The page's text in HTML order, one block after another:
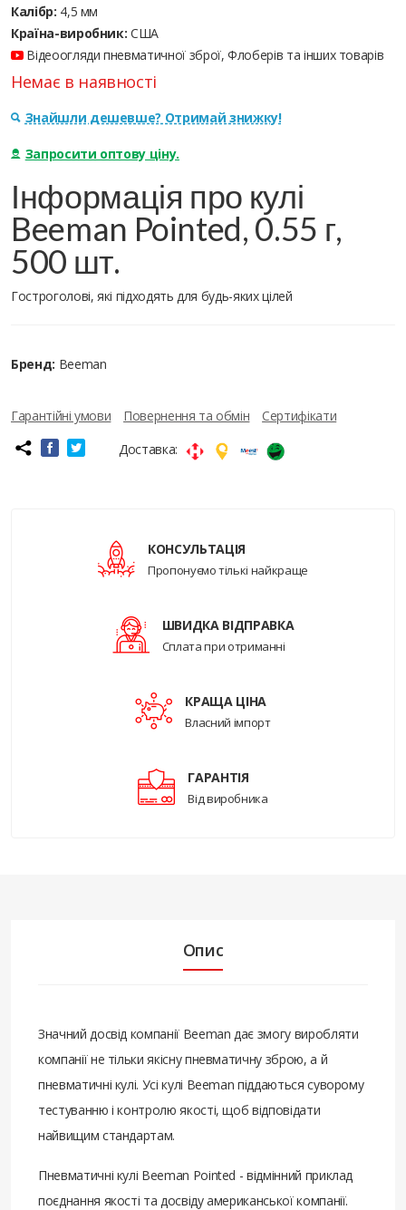
Калібр: 4,5 мм
Країна-виробник: США
Відеоогляди пневматичної зброї, Флоберів та інших товарів
Немає в наявності
Знайшли дешевше? Отримай знижку!
Запросити оптову ціну.
Інформація про кулі
Beeman Pointed, 0.55 г,
500 шт.
Гостроголові, які підходять для будь-яких цілей
Бренд: Beeman
Гарантійні умови Повернення та обмін
Сертифікати
Доставка:
КОНСУЛЬТАЦІЯ
Пропонуємо тількі найкраще
ШВИДКА ВІДПРАВКА
Сплата при отриманні
КРАЩА ЦІНА
Власний імпорт
ГАРАНТІЯ
Від виробника
Опис
Значний досвід компанії Beeman дає змогу виробляти
компанії не тільки якісну пневматичну зброю, а й
пневматичні кулі. Усі кулі Beeman піддаються суворому
тестуванню і контролю якості, щоб відповідати
найвищим стандартам.
Пневматичні кулі Beeman Pointed - відмінний приклад
поєднання якості та досвіду американської компанії.